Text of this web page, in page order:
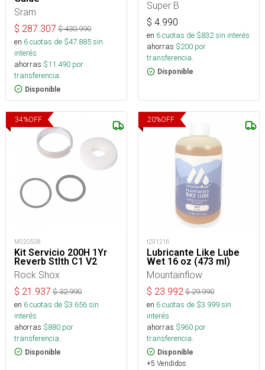
Sram
$ 287.307 $430.990
en 6cuotas de $47.885sin
interés
ahorras $11.490 por
transferencia.
Disponible
Super B
$ 4.990
en 6cuotas de $832sin interés
ahorras $200 por
transferencia.
Disponible
34%OFF
M020508
Kit Servicio 200H 1Yr
Reverb Stlth C1 V2
Rock Shox
$ 21.937 $32.990
en 6cuotas de $3.656sin
interés
ahorras $880 por
transferencia.
Disponible
20%OFF
t291216
Lubricante Like Lube
Wet 16 oz (473 ml)
Mountainflow
$ 23.992 $29.990
en 6cuotas de $3.999sin
interés
ahorras $960 por
transferencia.
Disponible
+5 Vendidos